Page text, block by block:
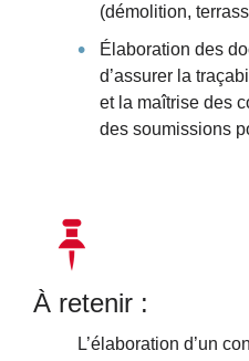
(démolition,
Élaboration des
d’assurer la
et la maîtrise des
des soumissions
À retenir :
L’élaboration d’un